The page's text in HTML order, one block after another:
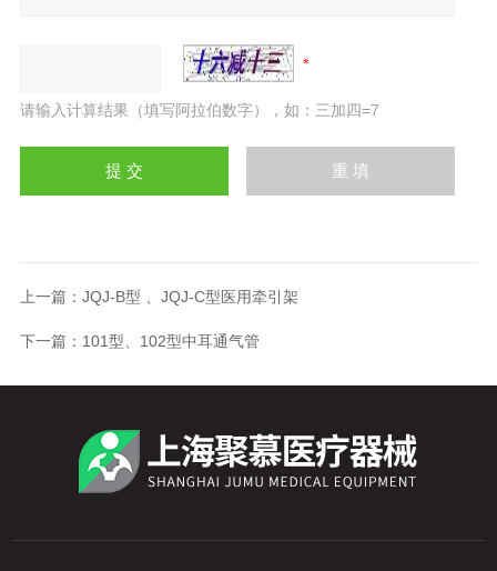
请输入计算结果（填写阿拉伯数字），如：三加四=7
上一篇： JQJ-B型 、JQJ-C型医用牵引架
下一篇： 101型、102型中耳通气管